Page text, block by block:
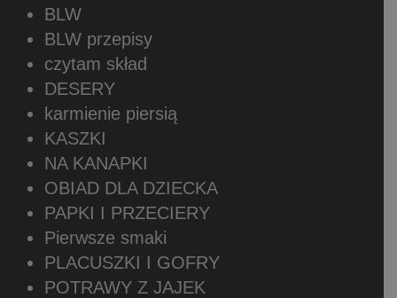
BLW
BLW przepisy
czytam skład
DESERY
karmienie piersią
KASZKI
NA KANAPKI
OBIAD DLA DZIECKA
PAPKI I PRZECIERY
Pierwsze smaki
PLACUSZKI I GOFRY
POTRAWY Z JAJEK